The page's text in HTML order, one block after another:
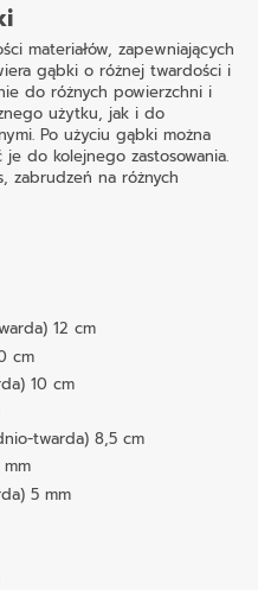
materiałów, zapewniających
gąbki o różnej twardości i
do różnych powierzchni i
użytku, jak i do
Po użyciu gąbki można
do kolejnego zastosowania.
zabrudzeń na różnych
12 cm
cm
10 cm
twarda) 8,5 cm
5 mm